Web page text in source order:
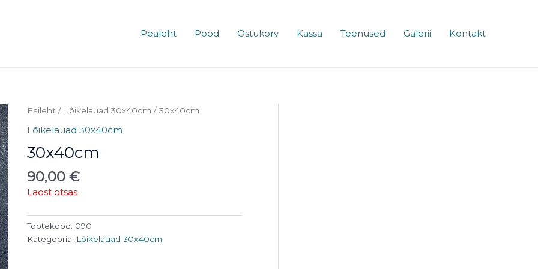
Pealeht Pood Ostukorv Kassa Teenused Galerii Kontakt
Esileht / Lõikelauad 30x40cm / 30x40cm
Lõikelauad 30x40cm
30x40cm
90,00 €
Laost otsas
Tootekood: 090
Kategooria: Lõikelauad 30x40cm